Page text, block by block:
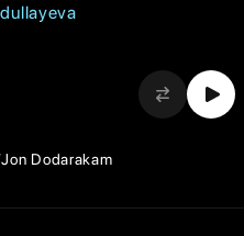
Jon Dodarakam